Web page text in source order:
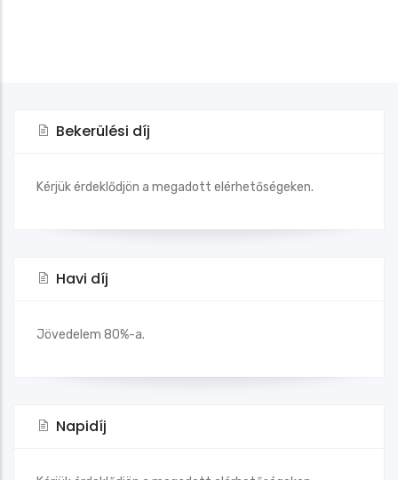
Bekerülési díj
Kérjük érdeklődjön a megadott elérhetőségeken.
Havi díj
Jövedelem 80%-a.
Napidíj